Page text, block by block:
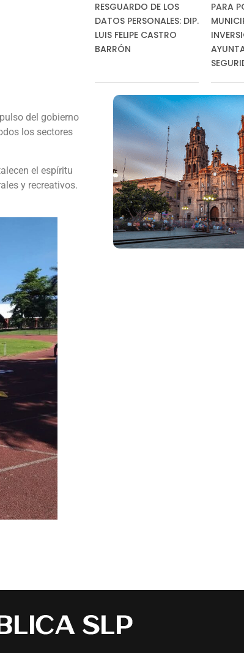
del gobierno
los sectores
el espíritu
y recreativos.
RESGUARDO DE LOS
DATOS PERSONALES: DIP.
LUIS FELIPE CASTRO
BARRÓN
PARA